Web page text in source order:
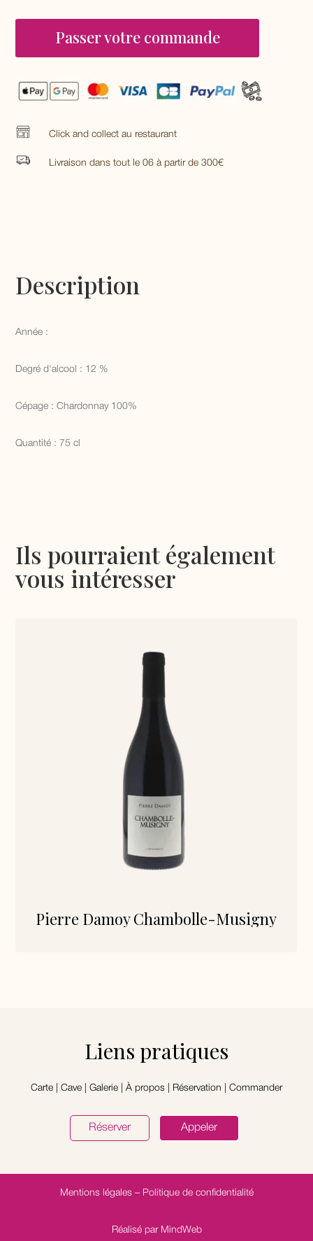
Passer votre commande
Click and collect au restaurant
Livraison dans tout le 06 à partir de 300€
Description
Année :
Degré d'alcool : 12 %
Cépage : Chardonnay 100%
Quantité : 75 cl
Ils pourraient également
vous intéresser
Pierre Damoy Chambolle-Musigny
Liens pratiques
Carte Cave Galerie À propos Réservation Commander
Réserver Appeler
Mentions légales– Politique de confidentialité
Réalisé par MindWeb